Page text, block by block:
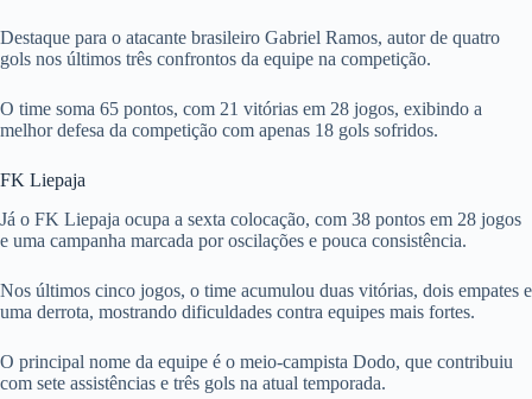
Destaque para o atacante brasileiro Gabriel Ramos, autor de quatro
gols nos últimos três confrontos da equipe na competição.
O time soma 65 pontos, com 21 vitórias em 28 jogos, exibindo a
melhor defesa da competição com apenas 18 gols sofridos.
FK Liepaja
Já o FK Liepaja ocupa a sexta colocação, com 38 pontos em 28 jogos
e uma campanha marcada por oscilações e pouca consistência.
Nos últimos cinco jogos, o time acumulou duas vitórias, dois empates e
uma derrota, mostrando dificuldades contra equipes mais fortes.
O principal nome da equipe é o meio-campista Dodo, que contribuiu
com sete assistências e três gols na atual temporada.